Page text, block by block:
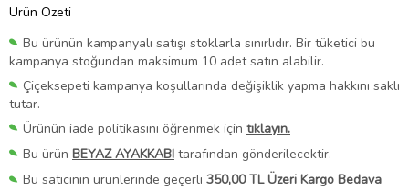
Ürün Özeti
Bu ürünün kampanyalı satışı stoklarla sınırlıdır. Bir tüketici bu
kampanya stoğundan maksimum 10 adet satın alabilir.
Çiçeksepeti kampanya koşullarında değişiklik yapma hakkını saklı
tutar.
Ürünün iade politikasını öğrenmek için tıklayın.
Bu ürün BEYAZ AYAKKABI tarafından gönderilecektir.
Bu satıcının ürünlerinde geçerli 350,00 TL Üzeri Kargo Bedava